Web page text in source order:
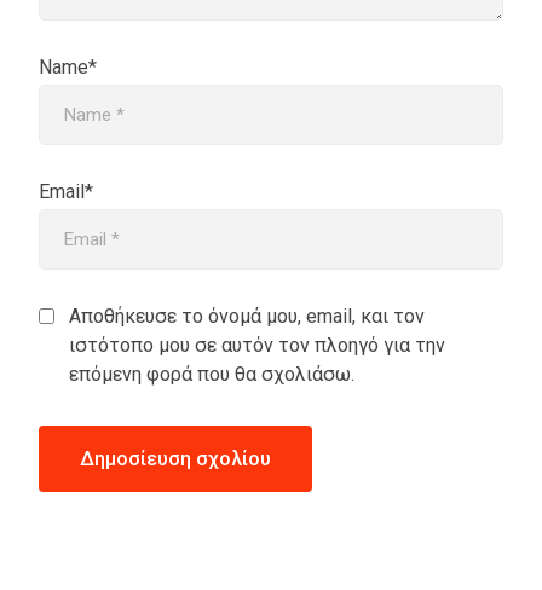
Name*
Email*
Αποθήκευσε το όνομά μου, email, και τον
ιστότοπο μου σε αυτόν τον πλοηγό για την
επόμενη φορά που θα σχολιάσω.